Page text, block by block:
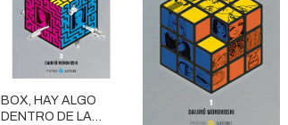
BOX, HAY ALGO
DENTRO DE LA